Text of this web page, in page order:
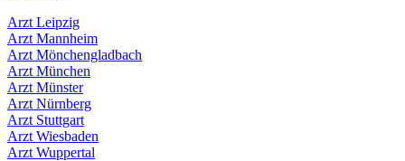
Arzt Leipzig
Arzt Mannheim
Arzt Mönchengladbach
Arzt München
Arzt Münster
Arzt Nürnberg
Arzt Stuttgart
Arzt Wiesbaden
Arzt Wuppertal